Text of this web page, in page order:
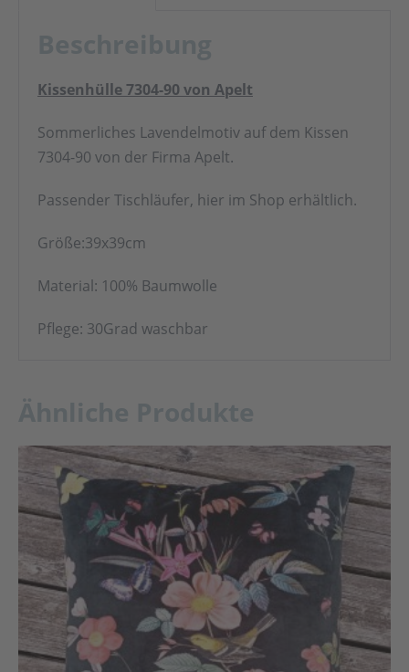
Kissenhülle 7304-90 von Apelt
Sommerliches Lavendelmotiv auf dem Kissen
7304-90 von der Firma Apelt.
Passender Tischläufer, hier im Shop erhältlich.
Größe:39x39cm
Material: 100% Baumwolle
Pflege: 30Grad waschbar